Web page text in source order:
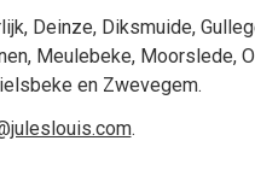
, Deinze, Diksmuide,
, Meulebeke, Moorslede,
en Zwevegem.
.